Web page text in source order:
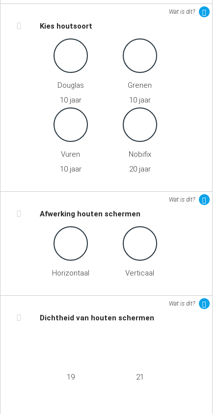
Wat is dit?
Kies houtsoort
Douglas
10 jaar
Grenen
10 jaar
Vuren
10 jaar
Nobifix
20 jaar
Wat is dit?
Afwerking houten schermen
Horizontaal Verticaal
Wat is dit?
Dichtheid van houten schermen
19 21